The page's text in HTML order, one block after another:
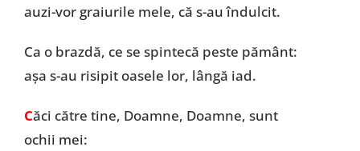
auzi-vor graiurile mele, că s-au îndulcit.
Ca o brazdă, ce se spintecă peste pământ:
așa s-au risipit oasele lor, lângă iad.
Căci către tine, Doamne, Doamne, sunt
ochii mei: